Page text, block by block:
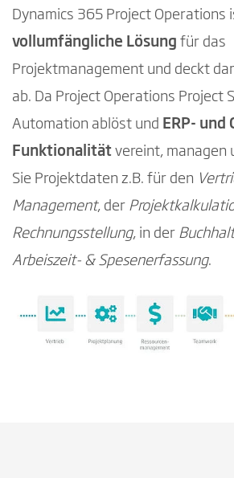
Dynamics 365 Project Operations
vollumfängliche Lösung für das
Projektmanagement und deckt
ab. Da Project Operations Project
Automation ablöst und ERP- und
Funktionalität vereint, managen
Sie Projektdaten z.B. für den
Management, der
Rechnungsstellung, in der
Arbeiszeit- & Spesenerfassung.